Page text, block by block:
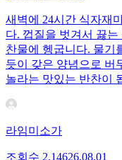
새벽에 24시간 식자재
다. 껍질을 벗겨서 끓
찬물에 헹굽니다. 물기
듯이 갖은 양념으로 버
놀라는 맛있는 반찬이
라임미소가
조회수 2,14626.08.01